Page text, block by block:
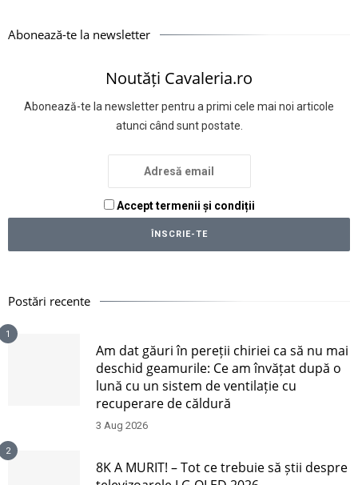
Abonează-te la newsletter
Noutăți Cavaleria.ro
Abonează-te la newsletter pentru a primi cele mai noi articole
atunci când sunt postate.
Accept termenii și condiții
Postări recente
1
Am dat găuri în pereții chiriei ca să nu mai
deschid geamurile: Ce am învățat după o
lună cu un sistem de ventilație cu
recuperare de căldură
3 Aug 2026
2
8K A MURIT! – Tot ce trebuie să știi despre